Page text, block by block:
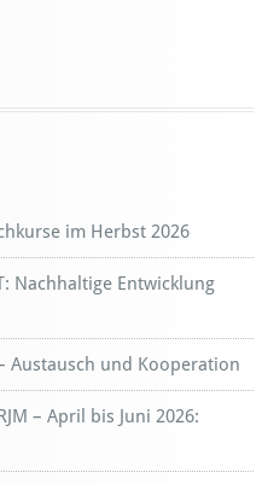
im Herbst 2026
Nachhaltige Entwicklung
Austausch und Kooperation
– April bis Juni 2026: